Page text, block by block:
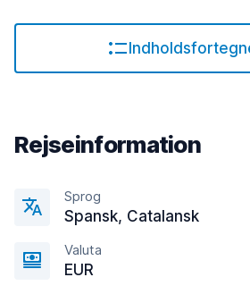
Rejseinformation
Sprog
Spansk, Catalansk
Valuta
EUR